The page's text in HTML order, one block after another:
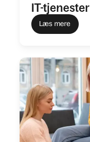
IT-tjenester
Læs mere